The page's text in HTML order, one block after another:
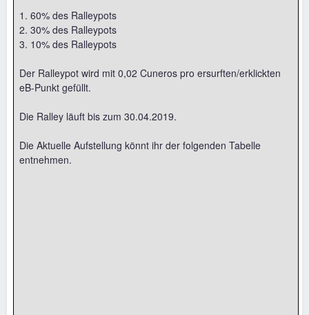
1. 60% des Ralleypots
2. 30% des Ralleypots
3. 10% des Ralleypots
Der Ralleypot wird mit 0,02 Cuneros pro ersurften/erklickten
eB-Punkt gefüllt.
Die Ralley läuft bis zum 30.04.2019.
Die Aktuelle Aufstellung könnt ihr der folgenden Tabelle
entnehmen.